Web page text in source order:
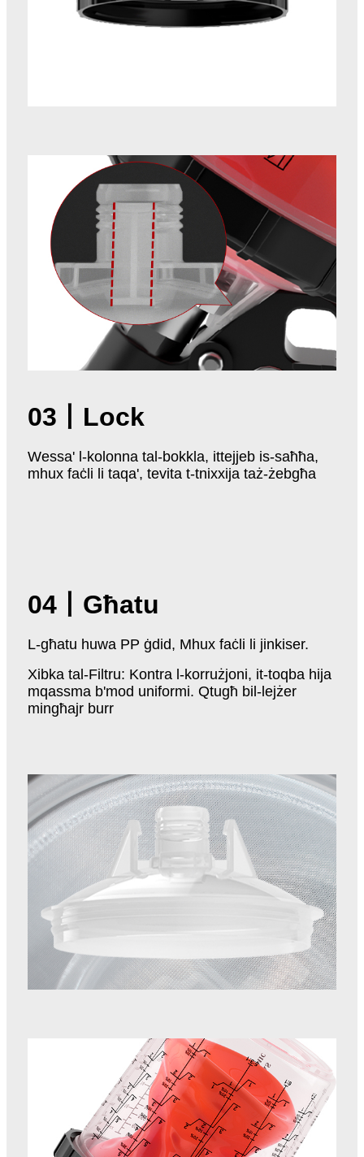
03 丨Lock
Wessa' l-kolonna tal-bokkla, ittejjeb is-saħħa,
mhux faċli li taqa', tevita t-tnixxija taż-żebgħa
04 Għatu
L-għatu huwa PP ġdid, Mhux faċli li jinkiser.
Xibka tal-Filtru: Kontra l-korrużjoni, it-toqba hija
mqassma b'mod uniformi. Qtugħ bil-lejżer
mingħajr burr